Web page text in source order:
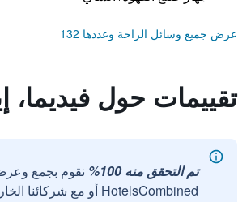
عرض جميع وسائل الراحة وعددها 132
تقييمات حول
تم التحقق منه 100%
نقوم بجمع
HotelsCombined أو مع شركائنا الخارجيين الموثوقين.